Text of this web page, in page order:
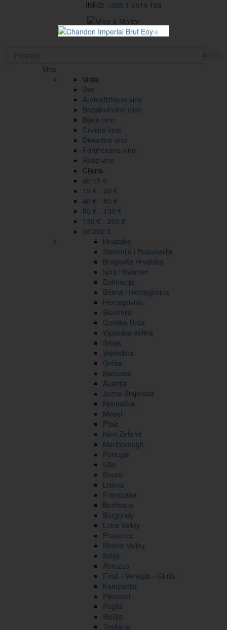
INFO: +385 1 4814 168
EN
Vina
Vrsta
Sve
Aromatizirano vino
Bezalkoholno vino
Bijelo vino
Crveno vino
Desertno vino
Fortificirano vino
Rose vino
Cijena
do 15 €
15 € - 40 €
40 € - 80 €
80 € - 130 €
130 € - 200 €
od 200 €
Hrvatska
Slavonija i Podunavlje
Bregovita Hrvatska
Istra i Kvarner
Dalmacija
Bosna i Hercegovina
Hercegovina
Slovenija
Goriška Brda
Vipavska dolina
Srbija
Vojvodina
Grčka
Naoussa
Austrija
Južna Štajerska
Njemačka
Mosel
Pfalz
Novi Zeland
Marlborough
Portugal
Dão
Douro
Lisboa
Francuska
Bordeaux
Burgundy
Loire Valley
Provence
Rhone Valley
Italija
Abruzzo
Friuli - Venezia - Giulia
Kampanija
Pijemont
Puglia
Sicilija
Toskana
×